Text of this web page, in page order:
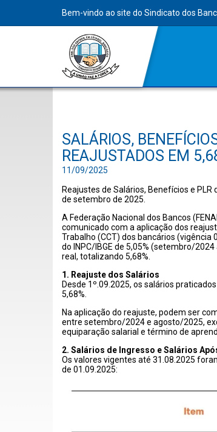
Bem-vindo ao site do Sindicato dos
SALÁRIOS,
REAJUSTADOS EM
11/09/2025
Reajustes de Salários, Benefícios e
de setembro de 2025.
A Federação Nacional dos Bancos
comunicado com a aplicação dos
Trabalho (CCT) dos bancários
do INPC/IBGE de 5,05% (setembro/
real, totalizando 5,68%.
1. Reajuste dos Salários
Desde 1º.09.2025, os salários
5,68%.
Na aplicação do reajuste, podem ser
entre setembro/2024 e agosto/2025,
equiparação salarial e término de
2. Salários de Ingresso e Salários
Os valores vigentes até 31.08.2025
de 01.09.2025: